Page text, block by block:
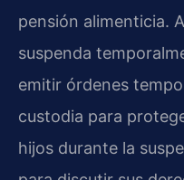
pensión alimenticia.
suspenda
emitir órdenes
custodia para
hijos durante la